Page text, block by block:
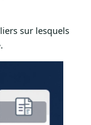
sur lesquels